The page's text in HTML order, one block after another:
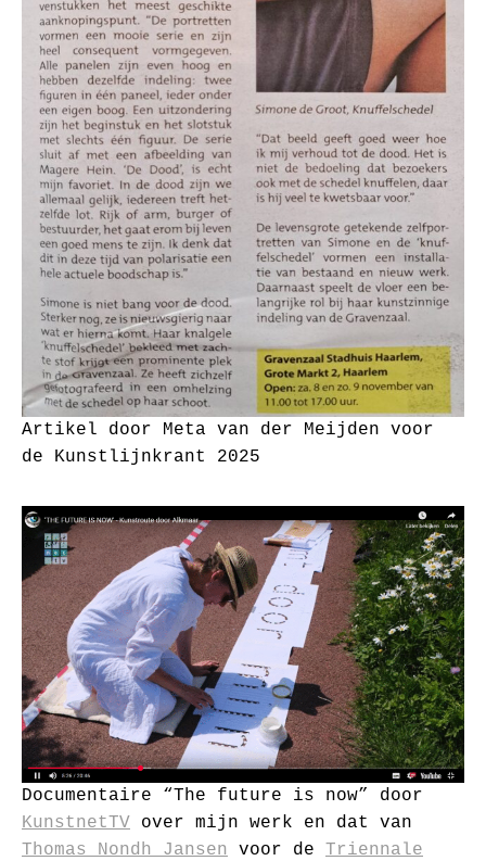
Artikel door Meta van der Meijden voor
de Kunstlijnkrant 2025
Documentaire “The future is now” door
KunstnetTV over mijn werk en dat van
Thomas Nondh Jansen
voor de
Triennale